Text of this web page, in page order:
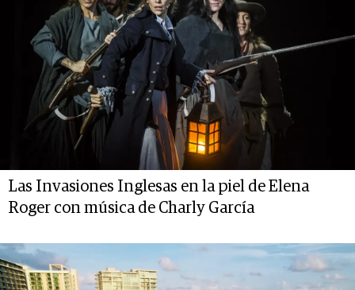
Las Invasiones Inglesas en la piel de Elena
Roger con música de Charly García